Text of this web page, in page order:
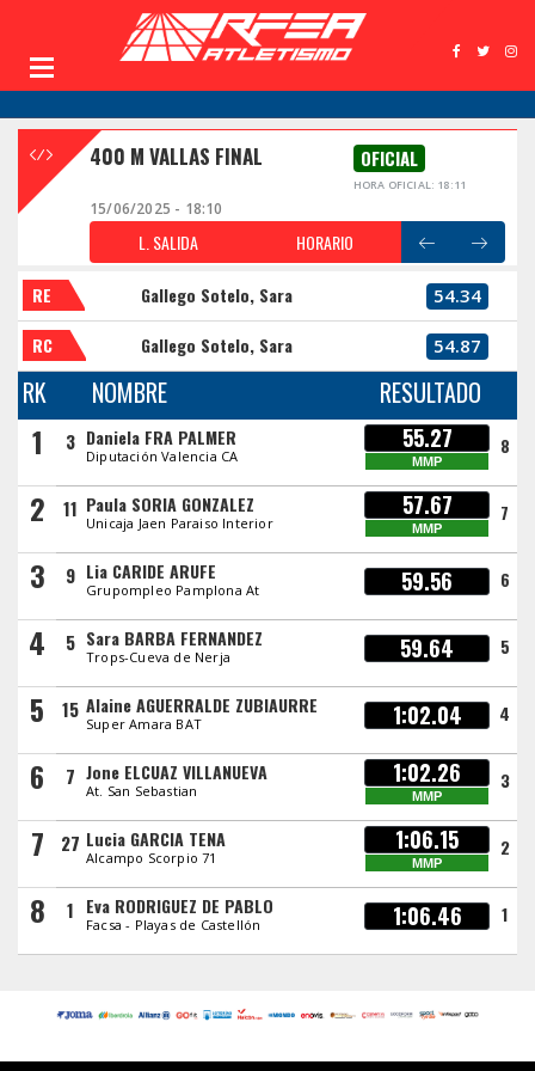
400 M VALLAS FINAL OFICIAL
HORA OFICIAL: 18:11
15/06/2025 - 18:10
L. SALIDA HORARIO
RE Gallego Sotelo, Sara 54.34
RC Gallego Sotelo, Sara 54.87
RK NOMBRE RESULTADO
1 3 Daniela FRA PALMER
Diputación Valencia CA
55.27
MMP
8
2 11 Paula SORIA GONZALEZ
Unicaja Jaen Paraiso Interior
57.67
MMP
7
3 9 Lia CARIDE ARUFE
Grupompleo Pamplona At 59.56 6
4 5 Sara BARBA FERNANDEZ
Trops-Cueva de Nerja 59.64 5
5 15 Alaine AGUERRALDE ZUBIAURRE
Super Amara BAT 1:02.04 4
6 7 Jone ELCUAZ VILLANUEVA
At. San Sebastian
1:02.26
MMP
3
7 27 Lucia GARCIA TENA
Alcampo Scorpio 71
1:06.15
MMP
2
8 1 Eva RODRIGUEZ DE PABLO
Facsa - Playas de Castellón 1:06.46 1